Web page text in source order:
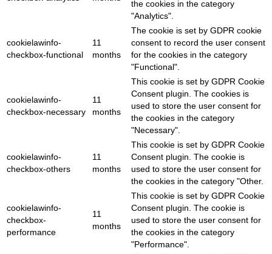
the cookies in the category
"Analytics".
cookielawinfo-
checkbox-functional
11
months
The cookie is set by GDPR cookie
consent to record the user consent
for the cookies in the category
"Functional".
cookielawinfo-
checkbox-necessary
11
months
This cookie is set by GDPR Cookie
Consent plugin. The cookies is
used to store the user consent for
the cookies in the category
"Necessary".
cookielawinfo-
checkbox-others
11
months
This cookie is set by GDPR Cookie
Consent plugin. The cookie is
used to store the user consent for
the cookies in the category "Other.
cookielawinfo-
checkbox-
performance
11
months
This cookie is set by GDPR Cookie
Consent plugin. The cookie is
used to store the user consent for
the cookies in the category
"Performance".